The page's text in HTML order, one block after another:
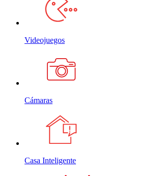
Videojuegos
Cámaras
Casa Inteligente